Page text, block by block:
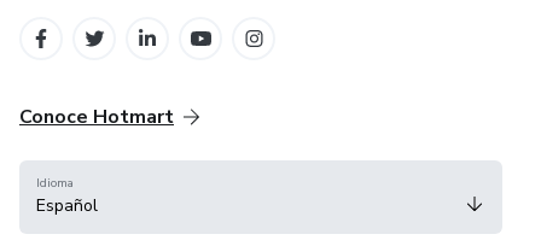
Conoce Hotmart
Idioma
Español